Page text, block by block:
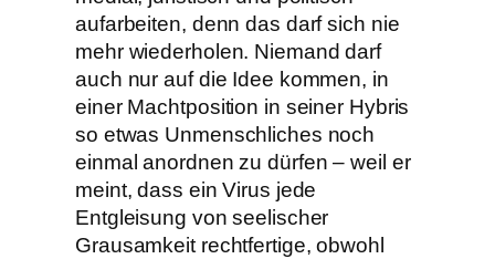
aufarbeiten, denn das darf sich nie
mehr wiederholen. Niemand darf
auch nur auf die Idee kommen, in
einer Machtposition in seiner Hybris
so etwas Unmenschliches noch
einmal anordnen zu dürfen – weil er
meint, dass ein Virus jede
Entgleisung von seelischer
Grausamkeit rechtfertige, obwohl